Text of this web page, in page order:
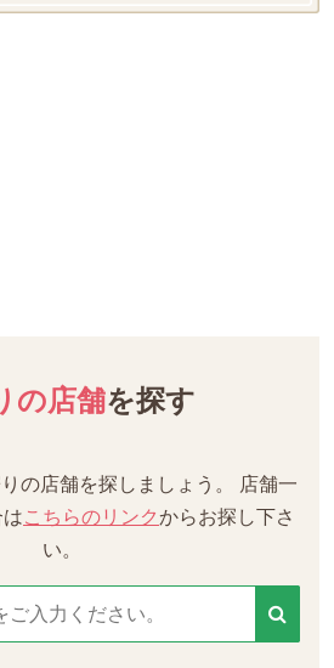
の店舗を探す
の店舗を探しましょう。
店舗一
こちらのリンクからお探し下さ
い。